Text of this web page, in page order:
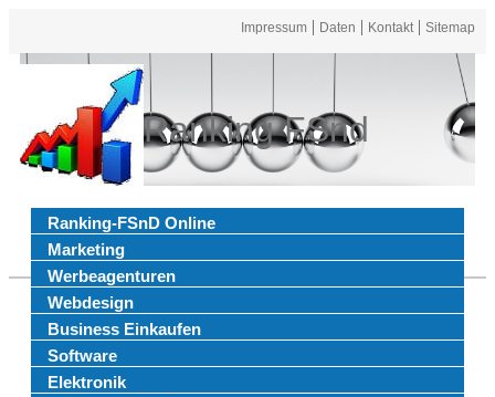
Impressum Daten Kontakt Sitemap
Ranking FSnd
Ranking-FSnD Online
Marketing
Werbeagenturen
Webdesign
Business Einkaufen
Software
Elektronik